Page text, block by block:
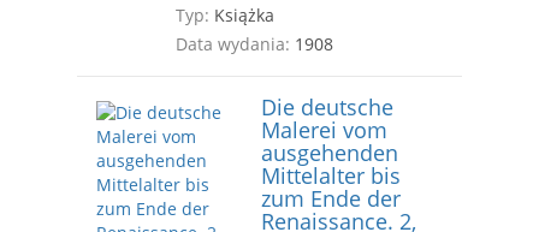
Typ: Książka
Data wydania: 1908
Die deutsche
Malerei vom
ausgehenden
Mittelalter bis
zum Ende der
Renaissance. 2,